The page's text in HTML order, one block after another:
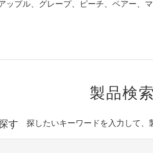
ップル、グレープ、ピーチ、ペアー、
製品検索
す 探したいキーワードを入力して、